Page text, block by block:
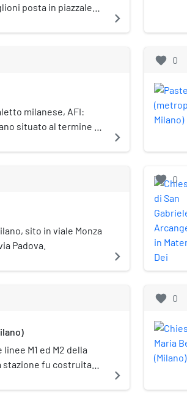
posta in piazzale
navigate_next
milanese, AFI:
situato al termine di
Posto sulla
della
navigate_next
sito in viale Monza
Padova.
navigate_next
M1 ed M2 della
stazione fu costruita
di Milano,
navigate_next
favorite 0
favorite 0
favorite 0